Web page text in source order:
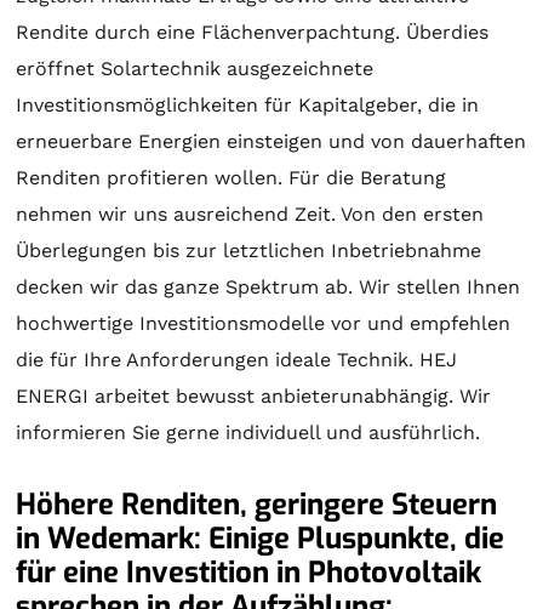
Rendite durch eine Flächenverpachtung. Überdies
eröffnet Solartechnik ausgezeichnete
Investitionsmöglichkeiten für Kapitalgeber, die in
erneuerbare Energien einsteigen und von dauerhaften
Renditen profitieren wollen. Für die Beratung
nehmen wir uns ausreichend Zeit. Von den ersten
Überlegungen bis zur letztlichen Inbetriebnahme
decken wir das ganze Spektrum ab. Wir stellen Ihnen
hochwertige Investitionsmodelle vor und empfehlen
die für Ihre Anforderungen ideale Technik. HEJ
ENERGI arbeitet bewusst anbieterunabhängig. Wir
informieren Sie gerne individuell und ausführlich.
Höhere Renditen, geringere Steuern
in Wedemark: Einige Pluspunkte, die
für eine Investition in Photovoltaik